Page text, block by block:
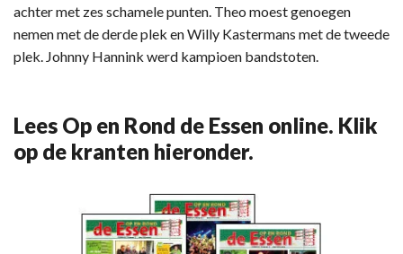
achter met zes schamele punten. Theo moest genoegen
nemen met de derde plek en Willy Kastermans met de tweede
plek. Johnny Hannink werd kampioen bandstoten.
Lees Op en Rond de Essen online. Klik
op de kranten hieronder.